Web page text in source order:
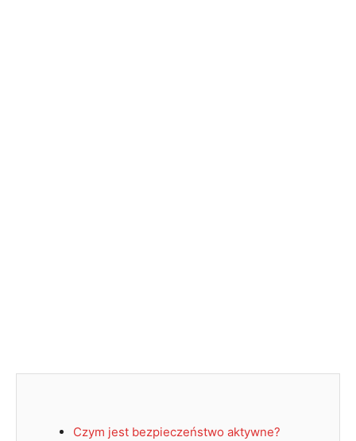
Czym jest bezpieczeństwo aktywne?